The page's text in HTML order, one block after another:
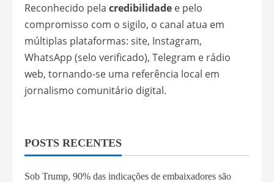
Reconhecido pela credibilidade e pelo
compromisso com o sigilo, o canal atua em
múltiplas plataformas: site, Instagram,
WhatsApp (selo verificado), Telegram e rádio
web, tornando-se uma referência local em
jornalismo comunitário digital.
POSTS RECENTES
Sob Trump, 90% das indicações de embaixadores são